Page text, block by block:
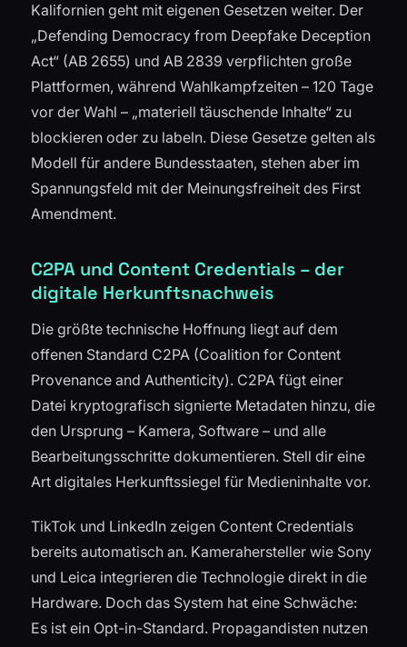
Kalifornien geht mit eigenen Gesetzen weiter. Der
„Defending Democracy from Deepfake Deception
Act“ (AB 2655) und AB 2839 verpflichten große
Plattformen, während Wahlkampfzeiten – 120 Tage
vor der Wahl – „materiell täuschende Inhalte“ zu
blockieren oder zu labeln. Diese Gesetze gelten als
Modell für andere Bundesstaaten, stehen aber im
Spannungsfeld mit der Meinungsfreiheit des First
Amendment.
C2PA und Content Credentials – der
digitale Herkunftsnachweis
Die größte technische Hoffnung liegt auf dem
offenen Standard C2PA (Coalition for Content
Provenance and Authenticity). C2PA fügt einer
Datei kryptografisch signierte Metadaten hinzu, die
den Ursprung – Kamera, Software – und alle
Bearbeitungsschritte dokumentieren. Stell dir eine
Art digitales Herkunftssiegel für Medieninhalte vor.
TikTok und LinkedIn zeigen Content Credentials
bereits automatisch an. Kamerahersteller wie Sony
und Leica integrieren die Technologie direkt in die
Hardware. Doch das System hat eine Schwäche:
Es ist ein Opt-in-Standard. Propagandisten nutzen